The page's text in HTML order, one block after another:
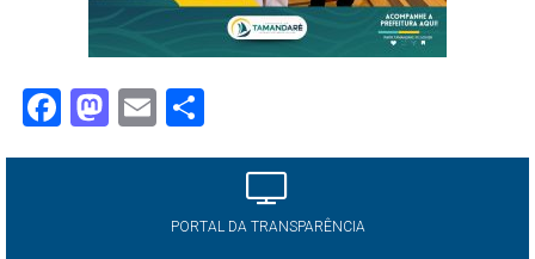
Facebook
Mastodon
Email
PORTAL DA TRANSPARÊNCIA